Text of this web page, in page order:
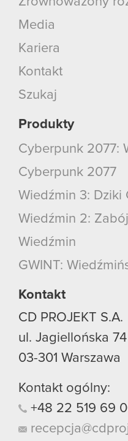
Media
Kariera
Kontakt
Szukaj
Produkty
Cyberpunk 2077:
Cyberpunk 2077
Wiedźmin 3: Dziki
Wiedźmin 2:
Wiedźmin
GWINT:
Kontakt
CD PROJEKT S.A.
ul. Jagiellońska 74
03-301 Warszawa
Kontakt ogólny:
+48 22 519 69